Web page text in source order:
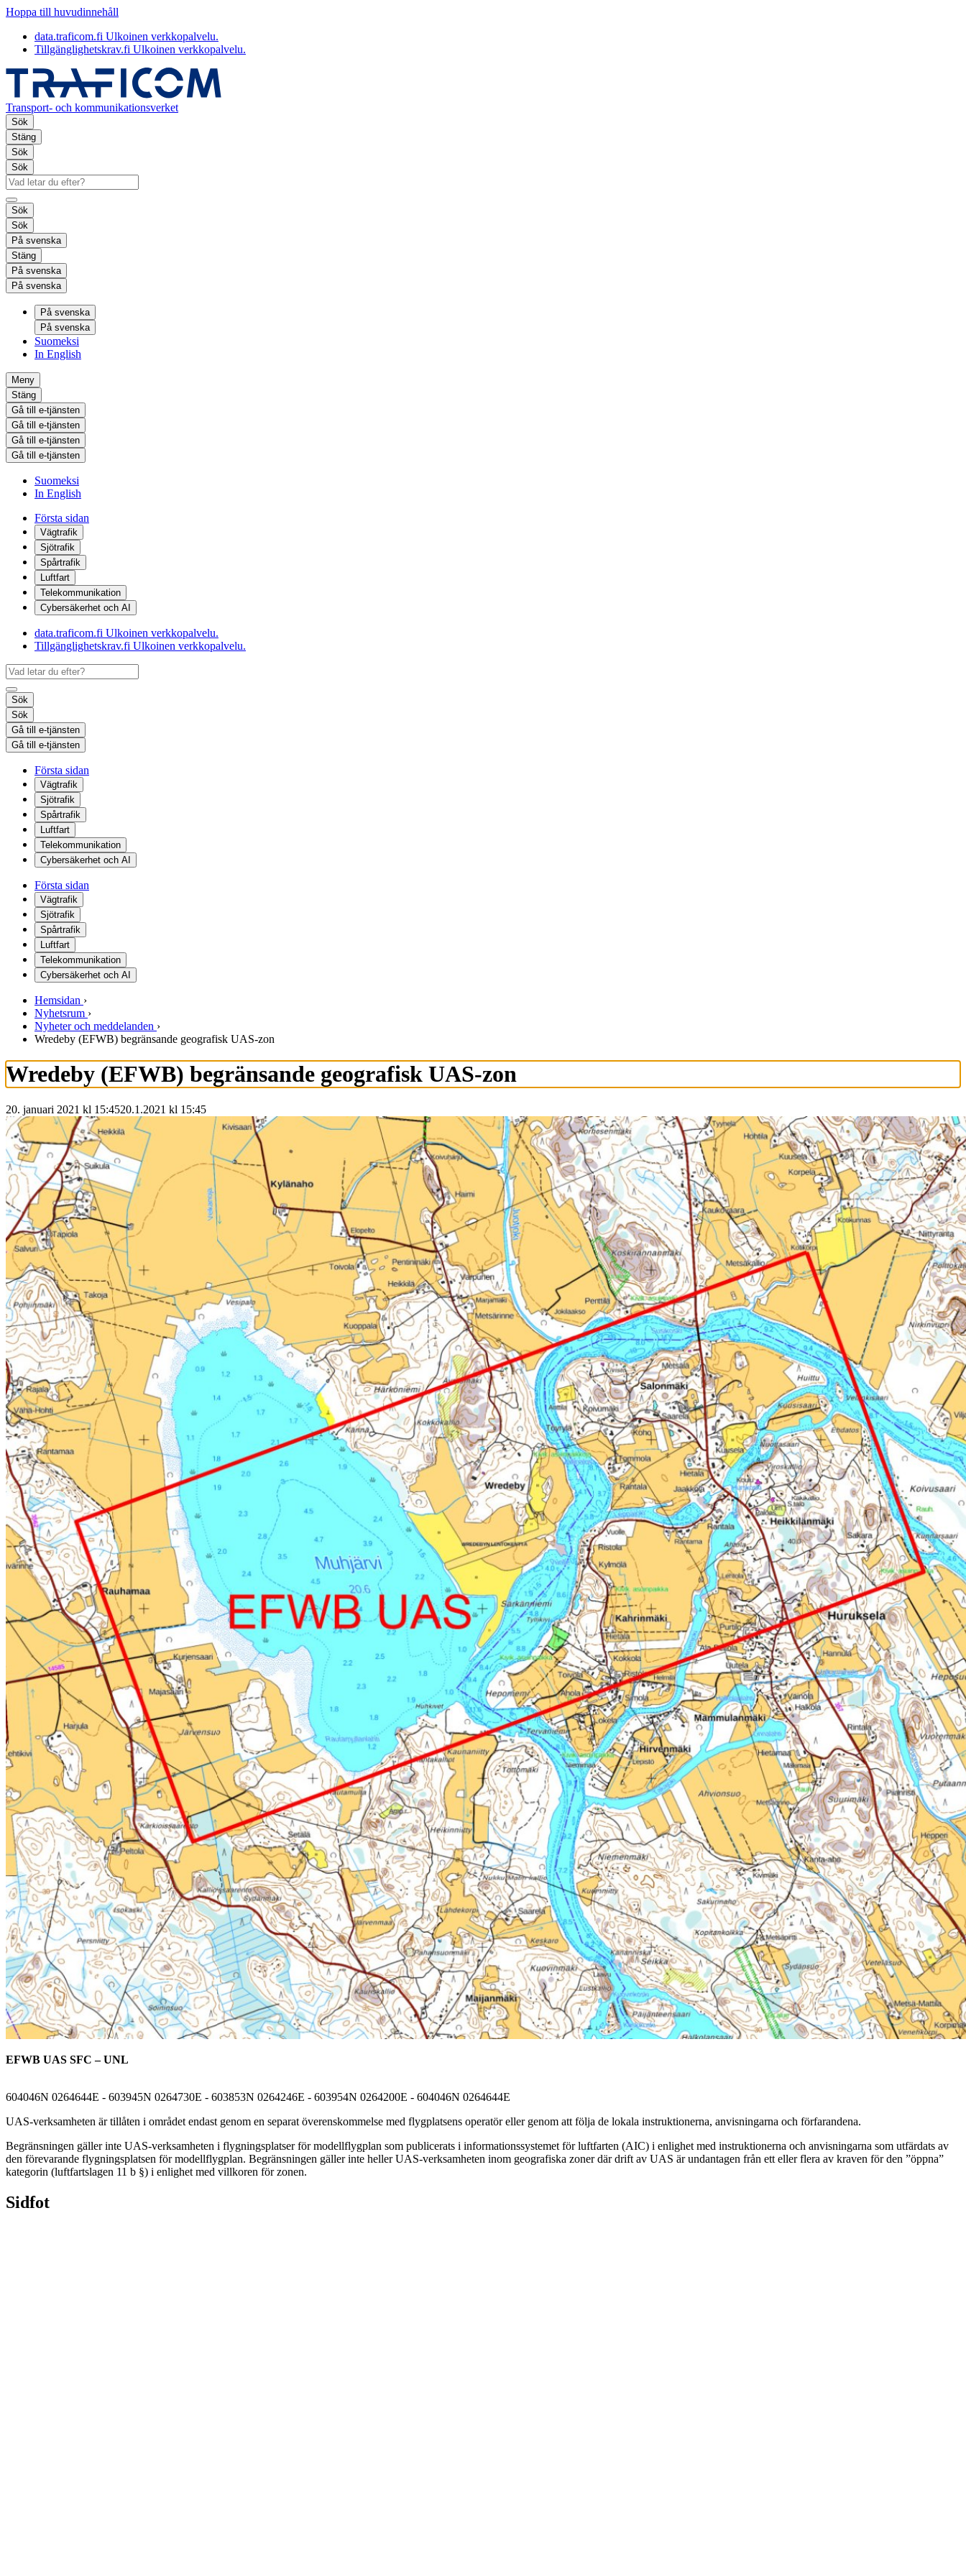
Hoppa till huvudinnehåll
data.traficom.fi Ulkoinen verkkopalvelu.
Tillgänglighetskrav.fi Ulkoinen verkkopalvelu.
Transport- och kommunikationsverket
Sök
Stäng
Sök
Sök
Sök
Sök
På svenska
Stäng
På svenska
På svenska
På svenska
På svenska
Suomeksi
In English
Meny
Stäng
Gå till e-tjänsten
Gå till e-tjänsten
Gå till e-tjänsten
Gå till e-tjänsten
Suomeksi
In English
Första sidan
Vägtrafik
Sjötrafik
Spårtrafik
Luftfart
Telekommunikation
Cybersäkerhet och AI
data.traficom.fi Ulkoinen verkkopalvelu.
Tillgänglighetskrav.fi Ulkoinen verkkopalvelu.
Sök
Sök
Gå till e-tjänsten
Gå till e-tjänsten
Första sidan
Vägtrafik
Sjötrafik
Spårtrafik
Luftfart
Telekommunikation
Cybersäkerhet och AI
Första sidan
Vägtrafik
Sjötrafik
Spårtrafik
Luftfart
Telekommunikation
Cybersäkerhet och AI
Hemsidan ›
Nyhetsrum ›
Nyheter och meddelanden ›
Wredeby (EFWB) begränsande geografisk UAS-zon
Wredeby (EFWB) begränsande geografisk UAS-zon
20. januari 2021 kl 15:4520.1.2021 kl 15:45
EFWB UAS SFC – UNL
604046N 0264644E - 603945N 0264730E - 603853N 0264246E - 603954N 0264200E - 604046N 0264644E
UAS-verksamheten är tillåten i området endast genom en separat överenskommelse med flygplatsens operatör eller genom att följa de lokala instruktionerna, anvisningarna och förfarandena.
Begränsningen gäller inte UAS-verksamheten i flygningsplatser för modellflygplan som publicerats i informationssystemet för luftfarten (AIC) i enlighet med instruktionerna och anvisningarna som utfärdats av
den förevarande flygningsplatsen för modellflygplan. Begränsningen gäller inte heller UAS-verksamheten inom geografiska zoner där drift av UAS är undantagen från ett eller flera av kraven för den ”öppna”
kategorin (luftfartslagen 11 b §) i enlighet med villkoren för zonen.
Sidfot